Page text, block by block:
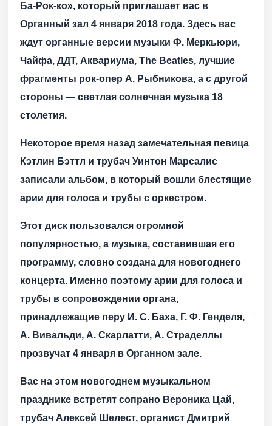
Ба-Рок-ко», который приглашает вас в
Органный зал 4 января 2018 года. Здесь вас
ждут органные версии музыки Ф. Меркьюри,
Чайфа, ДДТ, Аквариума, The Beatles, лучшие
фрагменты рок-опер А. Рыбникова, а с другой
стороны — светлая солнечная музыка 18
столетия.
Некоторое время назад замечательная певица
Кэтлин Бэттл и трубач Уинтон Марсалис
записали альбом, в который вошли блестящие
арии для голоса и трубы с оркестром.
Этот диск пользовался огромной
популярностью, а музыка, составившая его
программу, словно создана для новогоднего
концерта. Именно поэтому арии для голоса и
трубы в сопровождении органа,
принадлежащие перу И. С. Баха, Г. Ф. Генделя,
А. Вивальди, А. Скарлатти, А. Страделлы
прозвучат 4 января в Органном зале.
Вас на этом новогоднем музыкальном
празднике встретят сопрано Вероника Цай,
трубач Алексей Шелест, органист Дмитрий